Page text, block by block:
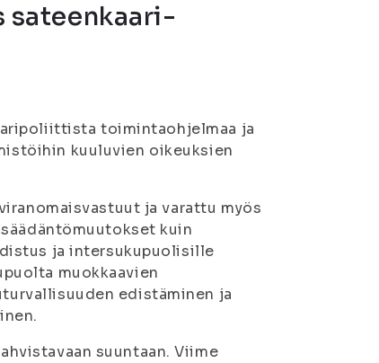
sateenkaari-
toimintaohjelmaa ja
kuuluvien oikeuksien
ja varattu myös
kuin
ja intersukupuolisille
muokkaavien
edistäminen ja
suuntaan. Viime